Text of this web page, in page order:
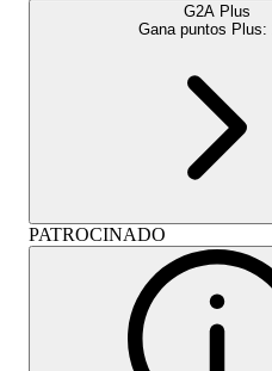
G2A Plus
Gana puntos Plus:
PATROCINADO